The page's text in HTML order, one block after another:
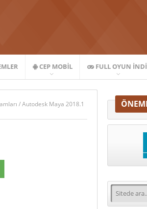
CEP MOBIL FULL OYUN
/Autodesk Maya 2018.1